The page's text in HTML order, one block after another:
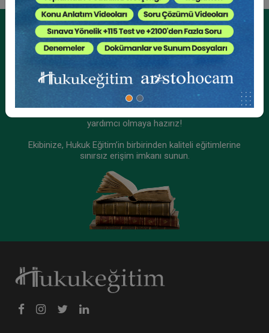
Tüketici Hukuku Enstitüsü
III. İş Hukuku Kongresi - Tüm Oturumlar (8
Sepete Ekle
Tüketici Hukuku Enstitüsü
Kurumsal Üyelikler İçin
Kurumsal Teklif Alın
yardımcı olmaya hazırız!
Ekibinize, Hukuk Eğitim’in birbirinden kaliteli eğitimlerine
sınırsız erişim imkanı sunun.